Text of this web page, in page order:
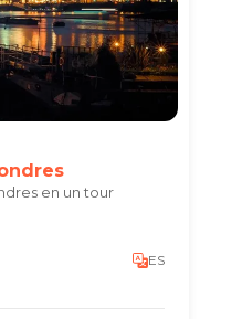
en un tour
ES